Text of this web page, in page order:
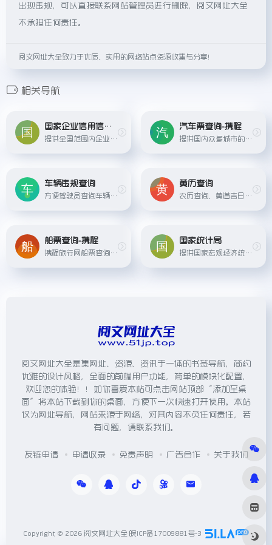
出现违规，可以直接联系网站管理员进行删除，阅文网址大全
不承担任何责任。
阅文网址大全致力于优质、实用的网络站点资源收集与分享！
相关导航
国家企业信用信息公示系统
提供全国范围内企业工商登记基本信息、经营异常名录、严重违法失信企业名单等查询服务。
汽车票查询-携程
提供国内众多城市的长途汽车票查询和订购服务。
车辆违规查询
方便驾驶员查询车辆违章记录。
黄历查询
农历查询、黄道吉日查询
船票查询-携程
携程旅行网船票查询和订购服务。
国家统计局
提供国家宏观经济统计数据和社会发展指标数据查询，为研究和决策提供参考。
阅文网址大全是集网址、资源、资讯于一体的书签导航，简约
优雅的设计风格，全面的前端用户功能，简单的模块化配置，
欢迎您的体验！！如你喜爱本站可点击网站顶部“添加至桌
面”将本站下载到你的桌面，方便下一次快速打开使用。本站
仅为网址导航，网站来源于网络，对其内容不负任何责任，若
有问题，请联系我们。
友链申请 申请收录 免责声明 广告合作 关于我们
Copyright © 2026 阅文网址大全 皖ICP备17009881号-3